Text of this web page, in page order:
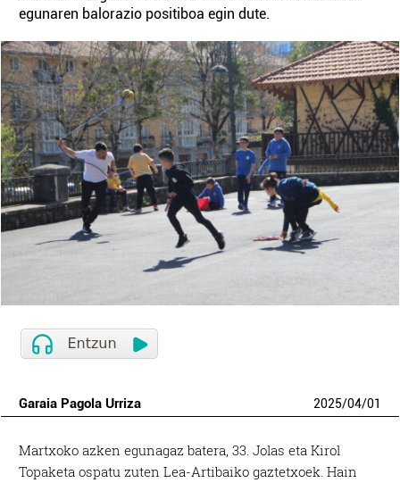
egunaren balorazio positiboa egin dute.
Garaia Pagola Urriza 2025/04/01
Martxoko azken egunagaz batera, 33. Jolas eta Kirol
Topaketa ospatu zuten Lea-Artibaiko gaztetxoek. Hain